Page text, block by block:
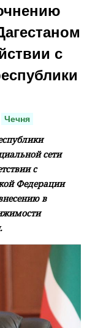
с
Чечня
сети
c
Федерации
в